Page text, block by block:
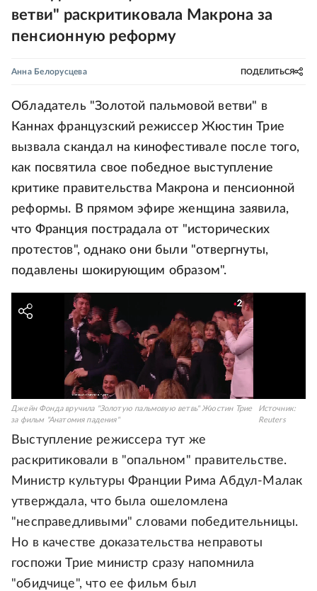
ветви" раскритиковала Макрона за
пенсионную реформу
Анна Белорусцева ПОДЕЛИТЬСЯ
Обладатель "Золотой пальмовой ветви" в
Каннах французский режиссер Жюстин Трие
вызвала скандал на кинофестивале после того,
как посвятила свое победное выступление
критике правительства Макрона и пенсионной
реформы. В прямом эфире женщина заявила,
что Франция пострадала от "исторических
протестов", однако они были "отвергнуты,
подавлены шокирующим образом".
Джейн Фонда вручила "Золотую пальмовую ветвь" Жюстин Трие
за фильм "Анатомия падения"
Источник:
Reuters
Выступление режиссера тут же
раскритиковали в "опальном" правительстве.
Министр культуры Франции Рима Абдул-Малак
утверждала, что была ошеломлена
"несправедливыми" словами победительницы.
Но в качестве доказательства неправоты
госпожи Трие министр сразу напомнила
"обидчице", что ее фильм был